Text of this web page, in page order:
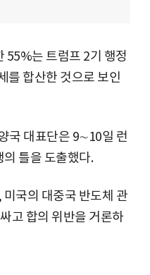
55%는 트럼프 2기 행정
를 합산한 것으로 보인
국 대표단은 9∼10일 런
틀을 도출했다.
국의 대중국 반도체 관
고 합의 위반을 거론하